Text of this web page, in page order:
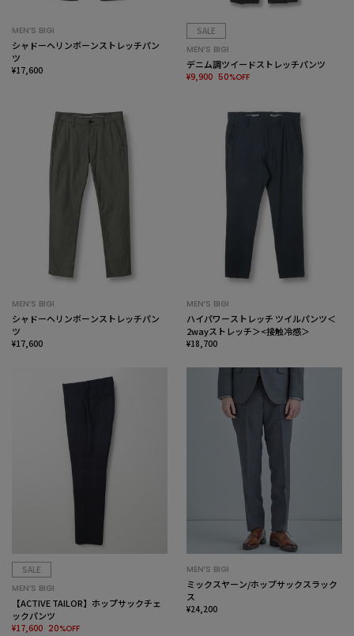
MEN’S BIGI
シャドーヘリンボーンストレッチパン
ツ
¥17,600
SALE
MEN’S BIGI
デニム調ツイードストレッチパンツ
¥9,900 50%OFF
MEN’S BIGI
シャドーヘリンボーンストレッチパン
ツ
¥17,600
MEN’S BIGI
ハイパワーストレッチ ツイルパンツ＜
2wayストレッチ＞<接触冷感＞
¥18,700
SALE
MEN’S BIGI
【ACTIVE TAILOR】ホップサックチェ
ックパンツ
¥17,600 20%OFF
MEN’S BIGI
ミックスヤーン/ホップサックスラック
ス
¥24,200